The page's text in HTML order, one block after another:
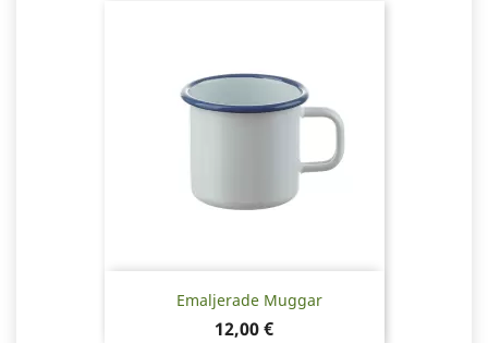
Emaljerade Muggar
Pris
12,00 €